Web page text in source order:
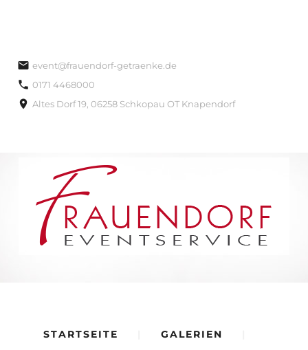
event@frauendorf-getraenke.de
0171 4468000
Altes Dorf 19, 06258 Schkopau OT Knapendorf
STARTSEITE GALERIEN